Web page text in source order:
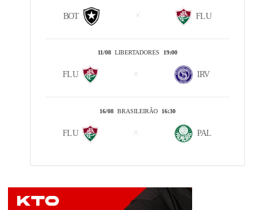
BOT FLU
11/08LIBERTADORES 19:00
FLU IRV
16/08BRASILEIRÃO 16:30
FLU PAL